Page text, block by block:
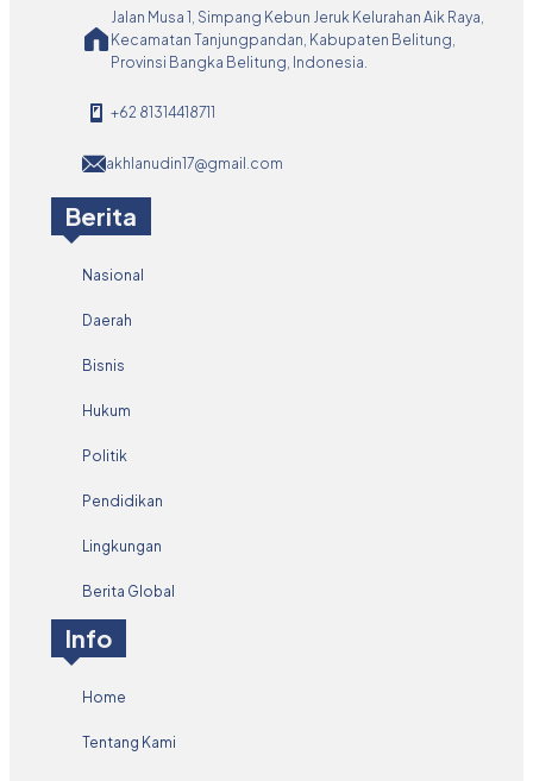
Jalan Musa 1, Simpang Kebun Jeruk Kelurahan Aik Raya,
Kecamatan Tanjungpandan, Kabupaten Belitung,
Provinsi Bangka Belitung, Indonesia.
+62 81314418711
akhlanudin17@gmail.com
Berita
Nasional
Daerah
Bisnis
Hukum
Politik
Pendidikan
Lingkungan
Berita Global
Info
Home
Tentang Kami